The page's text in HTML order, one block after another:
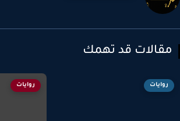
قد تهمك
روايات روايات